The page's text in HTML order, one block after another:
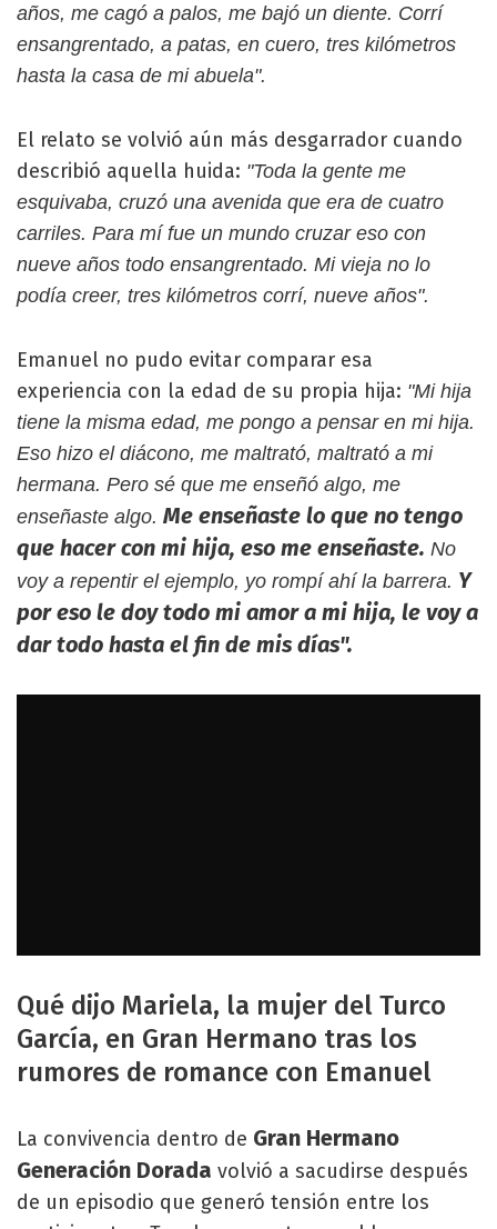
años, me cagó a palos, me bajó un diente. Corrí
ensangrentado, a patas, en cuero, tres kilómetros
hasta la casa de mi abuela".
El relato se volvió aún más desgarrador cuando
describió aquella huida: "Toda la gente me
esquivaba, cruzó una avenida que era de cuatro
carriles. Para mí fue un mundo cruzar eso con
nueve años todo ensangrentado. Mi vieja no lo
podía creer, tres kilómetros corrí, nueve años".
Emanuel no pudo evitar comparar esa
experiencia con la edad de su propia hija: "Mi hija
tiene la misma edad, me pongo a pensar en mi hija.
Eso hizo el diácono, me maltrató, maltrató a mi
hermana. Pero sé que me enseñó algo, me
enseñaste algo. Me enseñaste lo que no tengo
que hacer con mi hija, eso me enseñaste. No
voy a repentir el ejemplo, yo rompí ahí la barrera. Y
por eso le doy todo mi amor a mi hija, le voy a
dar todo hasta el fin de mis días".
Qué dijo Mariela, la mujer del Turco
García, en Gran Hermano tras los
rumores de romance con Emanuel
La convivencia dentro de Gran Hermano
Generación Dorada volvió a sacudirse después
de un episodio que generó tensión entre los